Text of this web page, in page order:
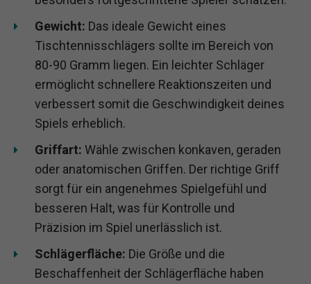
Gewicht: Das ideale Gewicht eines
Tischtennisschlägers sollte im Bereich von
80-90 Gramm liegen. Ein leichter Schläger
ermöglicht schnellere Reaktionszeiten und
verbessert somit die Geschwindigkeit deines
Spiels erheblich.
Griffart: Wähle zwischen konkaven, geraden
oder anatomischen Griffen. Der richtige Griff
sorgt für ein angenehmes Spielgefühl und
besseren Halt, was für Kontrolle und
Präzision im Spiel unerlässlich ist.
Schlägerfläche: Die Größe und die
Beschaffenheit der Schlägerfläche haben